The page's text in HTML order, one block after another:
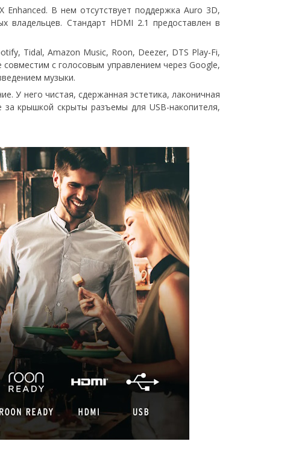
В нем отсутствует поддержка Auro 3D,
владельцев. Стандарт HDMI 2.1 предоставлен в
Tidal, Amazon Music, Roon, Deezer, DTS Play-Fi,
с голосовым управлением через Google,
музыки.
У него чистая, сдержанная эстетика, лаконичная
крышкой скрыты разъемы для USB-накопителя,